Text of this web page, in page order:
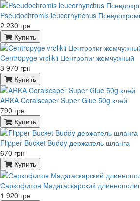
Pseudochromis leucorhynchus
2 230 грн
Купить
Centropyge vrolikii Центропиг жемчужный
3 970 грн
Купить
ARKA Coralscaper Super Glue 50g клей
790 грн
Купить
Flipper Bucket Buddy держатель шланга
670 грн
Купить
Саркофитон Мадагаскарский
1 920 грн